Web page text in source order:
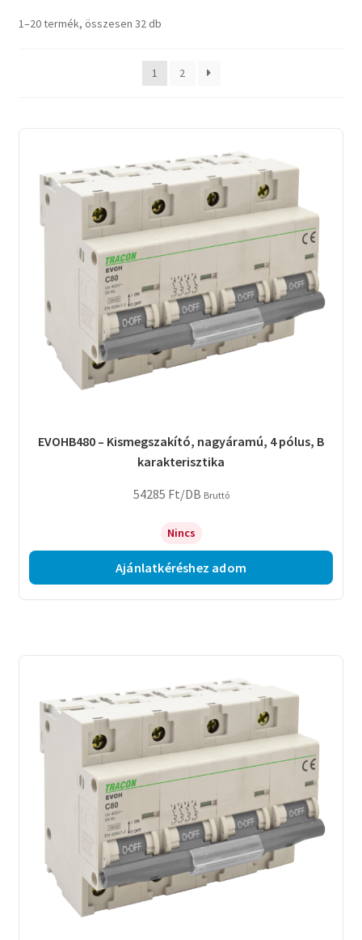
1–20 termék, összesen 32 dbSorted
latest
1
2
EVOHB480 – Kismegszakító, nagyáramú, 4 pólus, B
karakterisztika
54285 Ft/DB Bruttó
Nincs
Ajánlatkéréshez adom